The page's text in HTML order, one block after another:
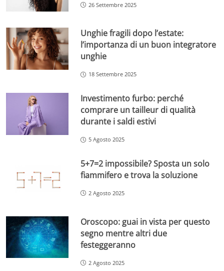
26 Settembre 2025
Unghie fragili dopo l’estate:
l’importanza di un buon integratore
unghie
18 Settembre 2025
Investimento furbo: perché
comprare un tailleur di qualità
durante i saldi estivi
5 Agosto 2025
5+7=2 impossibile? Sposta un solo
fiammifero e trova la soluzione
2 Agosto 2025
Oroscopo: guai in vista per questo
segno mentre altri due
festeggeranno
2 Agosto 2025